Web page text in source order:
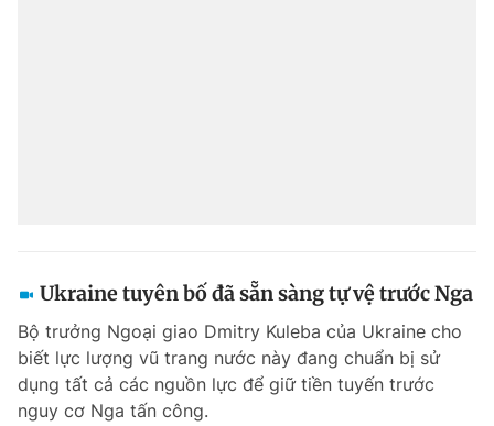
Ukraine tuyên bố đã sẵn sàng tự vệ trước Nga
Bộ trưởng Ngoại giao Dmitry Kuleba của Ukraine cho
biết lực lượng vũ trang nước này đang chuẩn bị sử
dụng tất cả các nguồn lực để giữ tiền tuyến trước
nguy cơ Nga tấn công.